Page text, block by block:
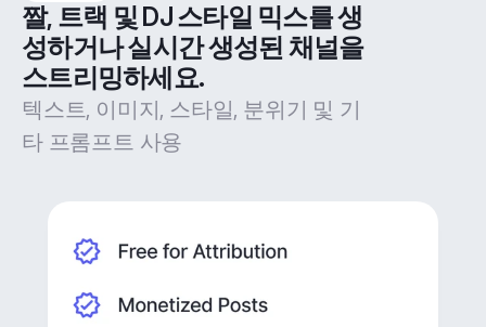
짤, 트랙 및 DJ 스타일 믹스를 생
성하거나 실시간 생성된 채널을
스트리밍하세요.
텍스트, 이미지, 스타일, 분위기 및 기
타 프롬프트 사용